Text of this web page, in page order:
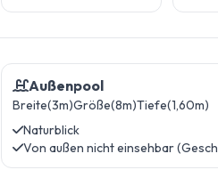
Außenpool
Breite(3m)Größe(8m)Tiefe(1,60m)
Naturblick
Von außen nicht einsehbar